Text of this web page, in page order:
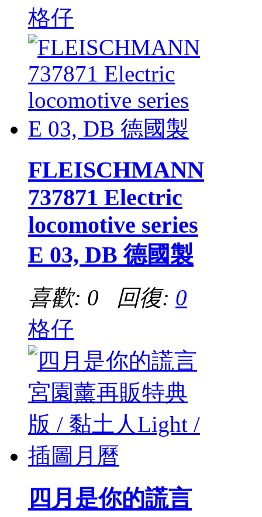
格仔
FLEISCHMANN
737871 Electric
locomotive series
E 03, DB 德國製
喜歡: 0 回復: 0
格仔
四月是你的謊言